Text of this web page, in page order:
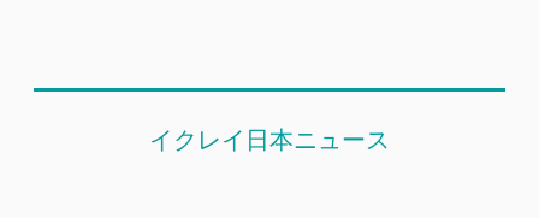
イクレイ日本ニュース